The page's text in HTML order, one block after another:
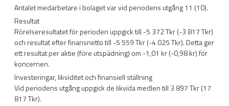
Antalet medarbetare i bolaget var vid periodens utgång 11 (10).
Resultat
Rörelseresultatet för perioden uppgick till -5 372 Tkr (-3 817 Tkr)
och resultat efter finansnetto till -5 559 Tkr (-4 025 Tkr). Detta ger
ett resultat per aktie (före utspädning) om -1,01 kr (-0,98 kr) för
koncernen.
Investeringar, likviditet och finansiell ställning
Vid periodens utgång uppgick de likvida medlen till 3 897 Tkr (17
817 Tkr).